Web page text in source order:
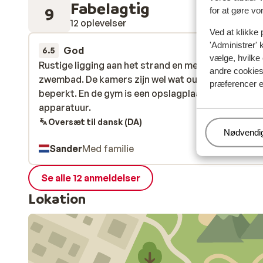
for at gøre
Ved at klikke
'Administrer'
vælge, hvilke
andre
præferencer
9 Fabelagtig
12 oplevelser
6.5 God
for 4 uger
Rustige ligging aan het strand en met een groot
zwembad. De kamers zijn wel wat outdated,
beperkt. En de gym is een opslagplaats van defecte
apparatuur.
Rustige ligging aan het strand en met een groot
zwembad. De kamers zijn wel wat outdated,
beperkt. En de gym is een opslagplaats van defecte
apparatuur.
Oversæt til dansk (DA)
SanderMed familie
Se alle 12 anmeldelser
Lokation